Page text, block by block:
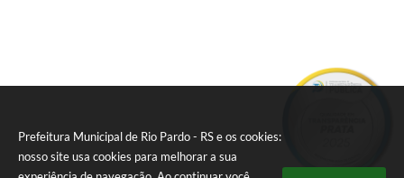
Prefeitura Municipal de Rio Pardo - RS e os cookies:
nosso site usa cookies para melhorar a sua